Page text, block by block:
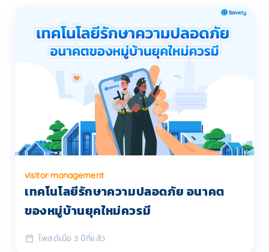
visitor management
เทคโนโลยีรักษาความปลอดภัย อนาคต
ของหมู่บ้านยุคใหม่ควรมี
โพสต์เมื่อ 3 ปีที่แล้ว